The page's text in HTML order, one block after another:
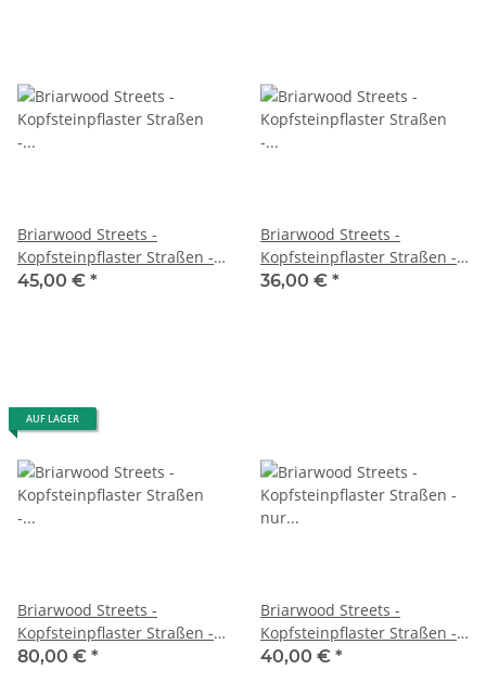
Briarwood Streets -
Kopfsteinpflaster Straßen -
Modular - SET (10)
45,00 € *
Briarwood Streets -
Kopfsteinpflaster Straßen -
Modular - SET (6)
36,00 € *
AUF LAGER
Briarwood Streets -
Kopfsteinpflaster Straßen -
Modular - SET (GROSS)
80,00 € *
Briarwood Streets -
Kopfsteinpflaster Straßen -
nur Gerade - SET (8 x)
40,00 € *